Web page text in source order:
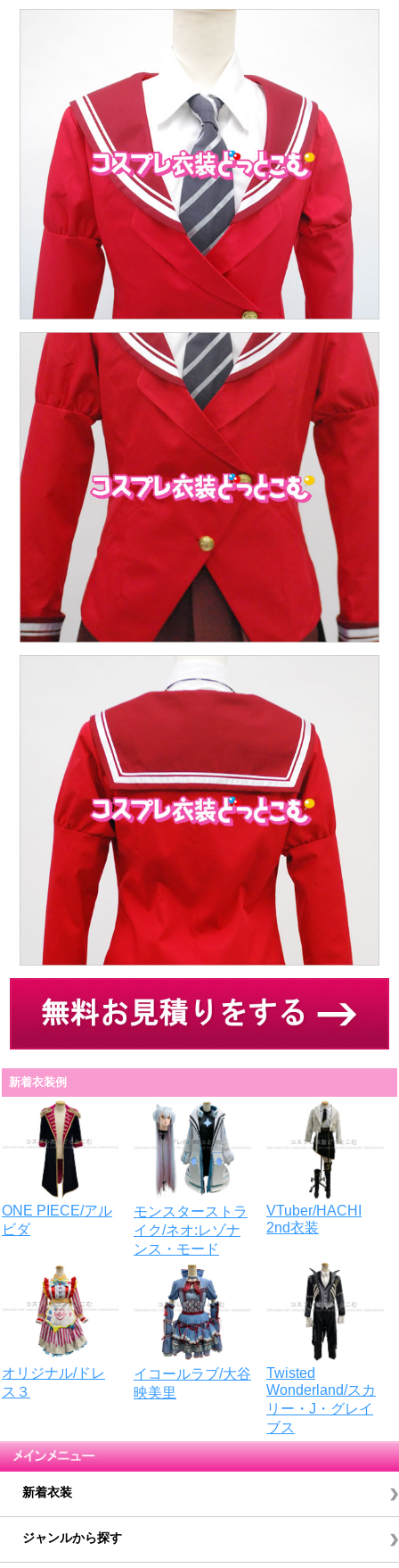
新着衣装例
ONE PIECE/アル
ビダ
モンスターストラ
イク/ネオ:レゾナ
ンス・モード
VTuber/HACHI
2nd衣装
オリジナル/ドレ
ス３
イコールラブ/大谷
映美里
Twisted
Wonderland/スカ
リー・J・グレイ
ブス
新着衣装
ジャンルから探す